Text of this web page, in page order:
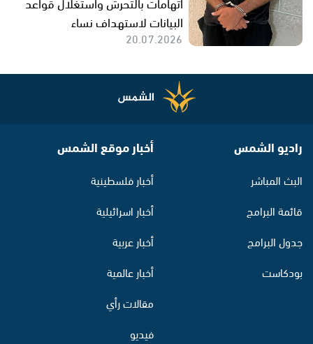
البيانات لاستهداف نساء
20.07.2026
راديو الشمس
البث المباشر
قائمة البرامج
جدول البرامج
بودكاست
أخبار موقع الشمس
أخبار فلسطينية
أخبار اسرائيلية
أخبار عربية
أخبار عالمية
مقالات رأي
فيديو